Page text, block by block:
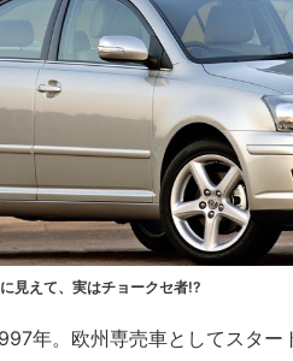
見えて、実はチョークセ者!?
年。欧州専売車としてスタ